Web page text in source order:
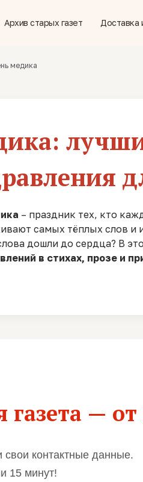
Архив старых газет Доставка
медика
– праздник тех, кто
самых тёплых слов и
дошли до сердца? В
в стихах, прозе и
— от
свои контактные данные.
15 минут!